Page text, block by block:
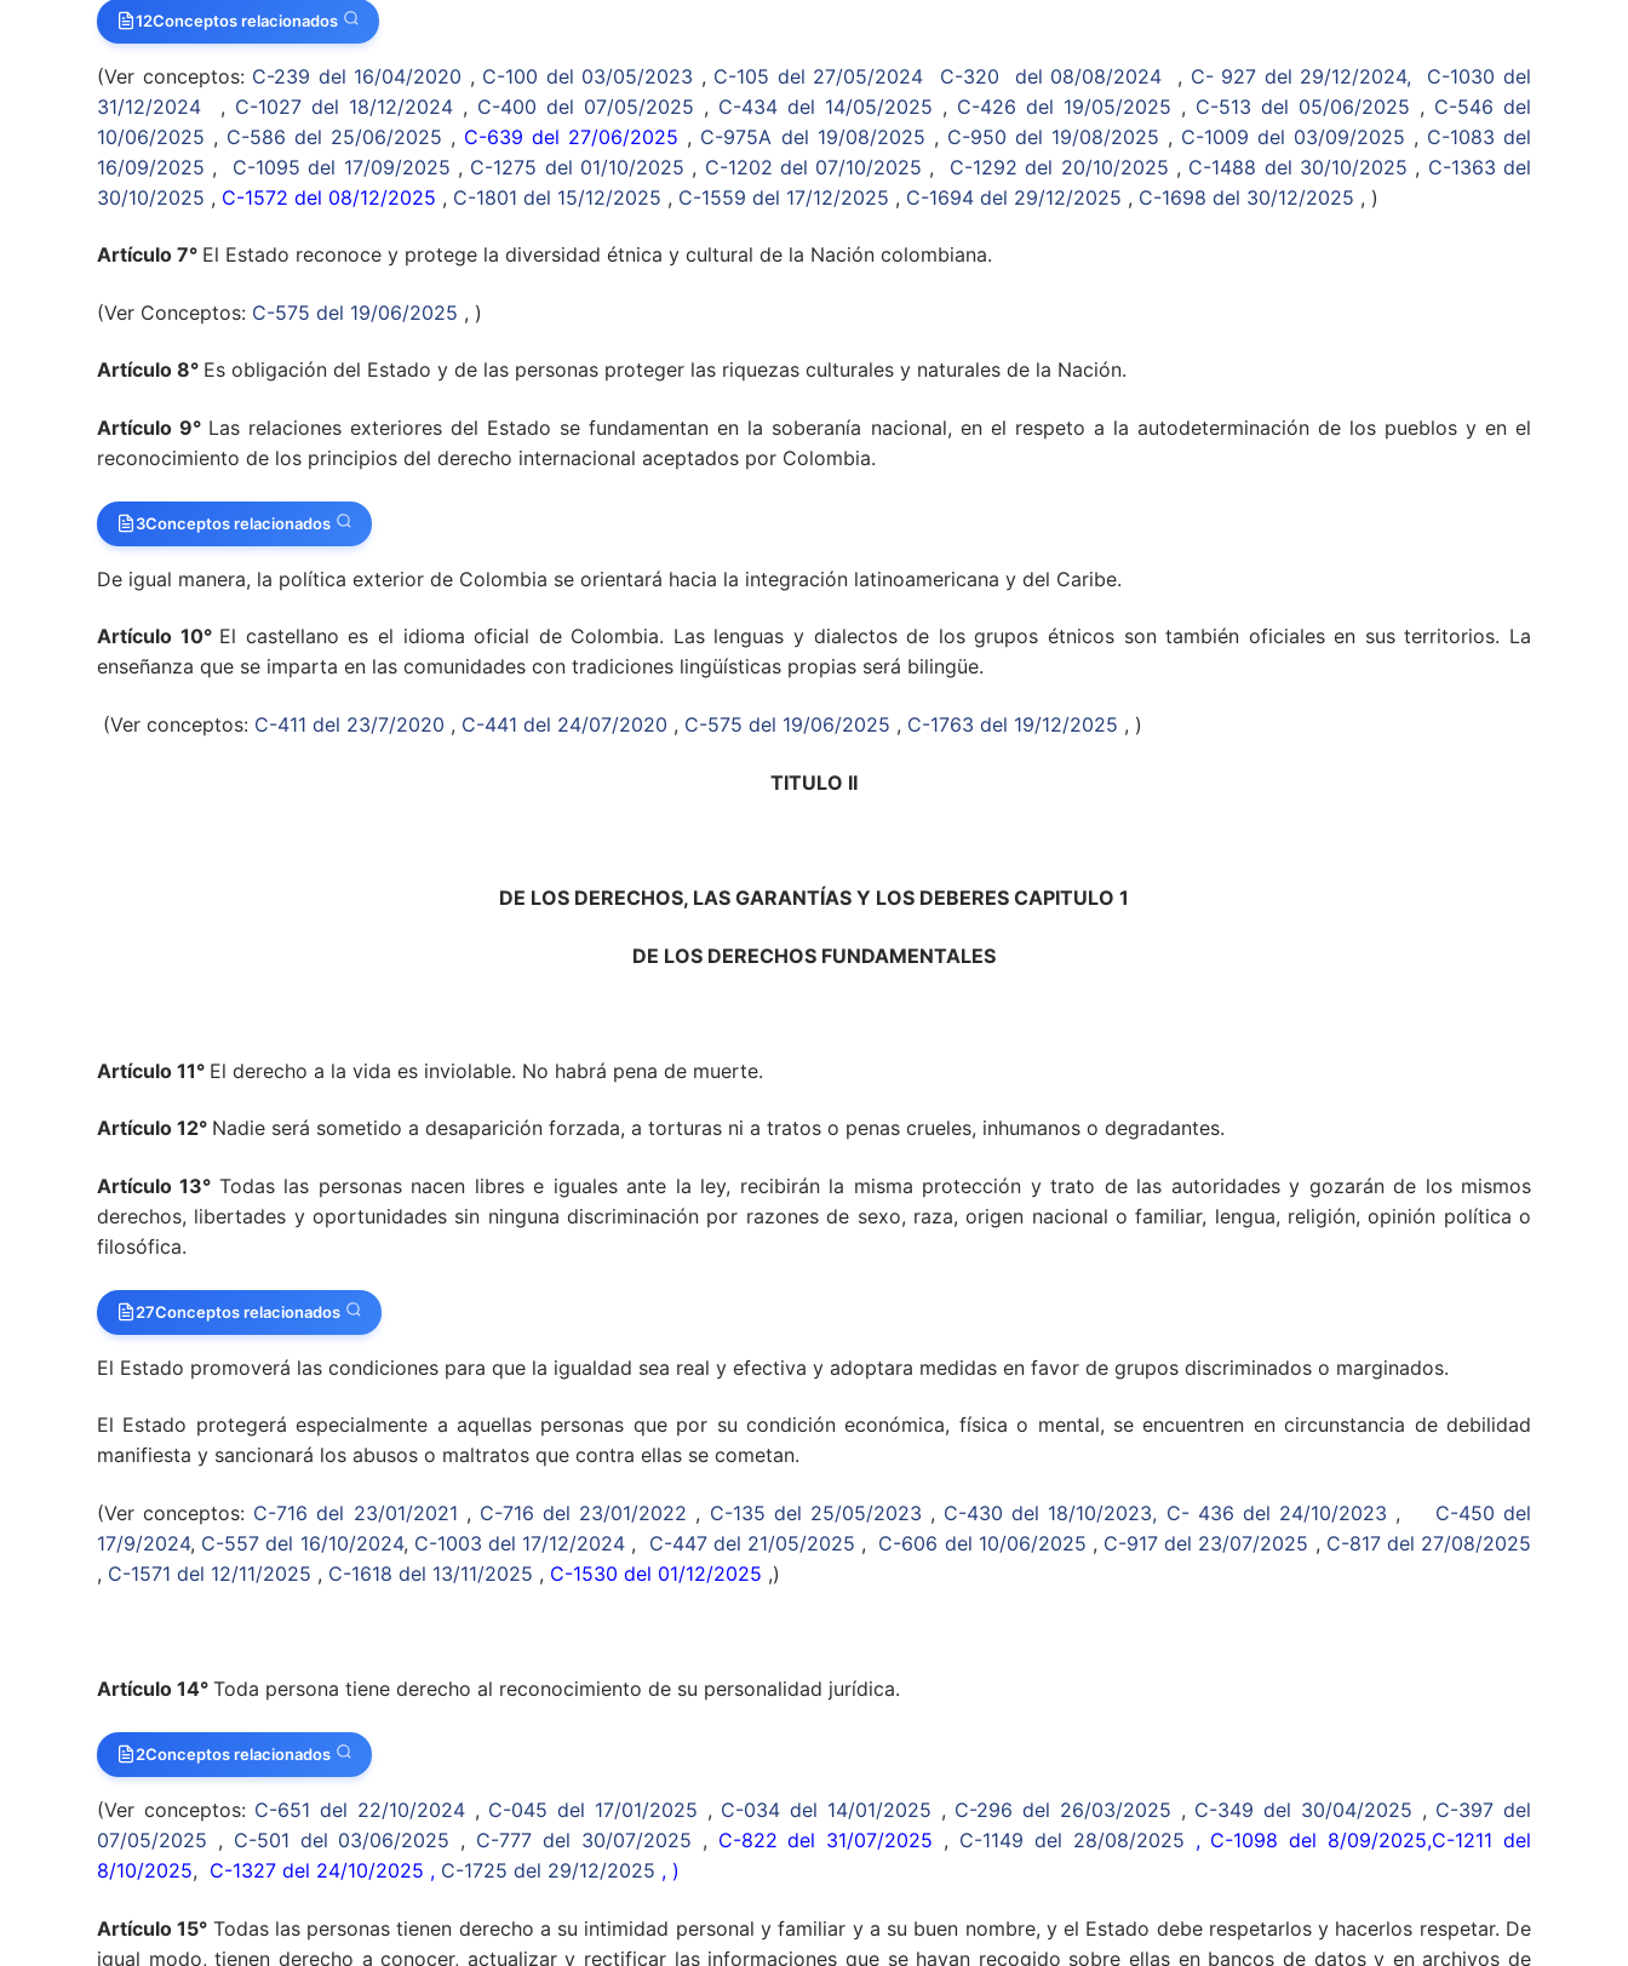
12Conceptos relacionados
(Ver conceptos: C-239 del 16/04/2020 , C-100 del 03/05/2023 , C-105 del 27/05/2024 C-320 del 08/08/2024 , C- 927 del 29/12/2024, C-1030 del
31/12/2024
, C-1027 del 18/12/2024 , C-400 del 07/05/2025 , C-434 del 14/05/2025 , C-426 del 19/05/2025 , C-513 del 05/06/2025 , C-546 del
10/06/2025 , C-586 del 25/06/2025 , C-639 del 27/06/2025 , C-975A del 19/08/2025 , C-950 del 19/08/2025 , C-1009 del 03/09/2025 , C-1083 del
16/09/2025 , C-1095 del 17/09/2025 , C-1275 del 01/10/2025 , C-1202 del 07/10/2025 , C-1292 del 20/10/2025 , C-1488 del 30/10/2025 , C-1363 del
30/10/2025 , C-1572 del 08/12/2025 , C-1801 del 15/12/2025 , C-1559 del 17/12/2025 , C-1694 del 29/12/2025 , C-1698 del 30/12/2025 , )
Artículo 7° El Estado reconoce y protege la diversidad étnica y cultural de la Nación colombiana.
(Ver Conceptos: C-575 del 19/06/2025 , )
Artículo 8° Es obligación del Estado y de las personas proteger las riquezas culturales y naturales de la Nación.
Artículo 9° Las relaciones exteriores del Estado se fundamentan en la soberanía nacional, en el respeto a la autodeterminación de los pueblos y en el
reconocimiento de los principios del derecho internacional aceptados por Colombia.
3Conceptos relacionados
De igual manera, la política exterior de Colombia se orientará hacia la integración latinoamericana y del Caribe.
Artículo 10° El castellano es el idioma oficial de Colombia. Las lenguas y dialectos de los grupos étnicos son también oficiales en sus territorios. La
enseñanza que se imparta en las comunidades con tradiciones lingüísticas propias será bilingüe.
(Ver conceptos: C-411 del 23/7/2020 , C-441 del 24/07/2020 , C-575 del 19/06/2025 , C-1763 del 19/12/2025 , )
TITULO II
DE LOS DERECHOS, LAS GARANTÍAS Y LOS DEBERES CAPITULO 1
DE LOS DERECHOS FUNDAMENTALES
Artículo 11° El derecho a la vida es inviolable. No habrá pena de muerte.
Artículo 12° Nadie será sometido a desaparición forzada, a torturas ni a tratos o penas crueles, inhumanos o degradantes.
Artículo 13° Todas las personas nacen libres e iguales ante la ley, recibirán la misma protección y trato de las autoridades y gozarán de los mismos
derechos, libertades y oportunidades sin ninguna discriminación por razones de sexo, raza, origen nacional o familiar, lengua, religión, opinión política o
filosófica.
27Conceptos relacionados
El Estado promoverá las condiciones para que la igualdad sea real y efectiva y adoptara medidas en favor de grupos discriminados o marginados.
El Estado protegerá especialmente a aquellas personas que por su condición económica, física o mental, se encuentren en circunstancia de debilidad
manifiesta y sancionará los abusos o maltratos que contra ellas se cometan.
(Ver conceptos: C-716 del 23/01/2021 , C-716 del 23/01/2022 , C-135 del 25/05/2023 , C-430 del 18/10/2023, C- 436 del 24/10/2023 , C-450 del
17/9/2024, C-557 del 16/10/2024, C-1003 del 17/12/2024 , C-447 del 21/05/2025 , C-606 del 10/06/2025 , C-917 del 23/07/2025 , C-817 del 27/08/2025
, C-1571 del 12/11/2025 , C-1618 del 13/11/2025 , C-1530 del 01/12/2025 ,)
Artículo 14° Toda persona tiene derecho al reconocimiento de su personalidad jurídica.
2Conceptos relacionados
(Ver conceptos: C-651 del 22/10/2024, C-045 del 17/01/2025 , C-034 del 14/01/2025 , C-296 del 26/03/2025 , C-349 del 30/04/2025 , C-397 del
07/05/2025 , C-501 del 03/06/2025 , C-777 del 30/07/2025 , C-822 del 31/07/2025 , C-1149 del 28/08/2025 , C-1098 del 8/09/2025,C-1211 del
8/10/2025, C-1327 del 24/10/2025 , C-1725 del 29/12/2025 , )
Artículo 15° Todas las personas tienen derecho a su intimidad personal y familiar y a su buen nombre, y el Estado debe respetarlos y hacerlos respetar. De
igual modo, tienen derecho a conocer, actualizar y rectificar las informaciones que se hayan recogido sobre ellas en bancos de datos y en archivos de